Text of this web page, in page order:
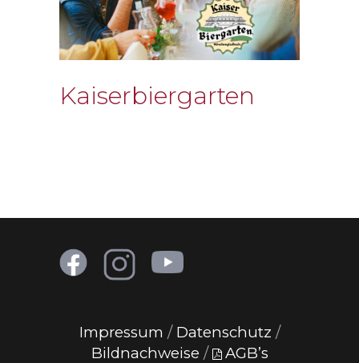
Kaiserbiergarten
Impressum / Datenschutz /
Bildnachweise / AGB’s